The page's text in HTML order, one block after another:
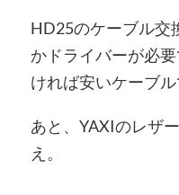
HD25のケーブル交
かドライバーが必
ければ安いケーブ
あと、YAXIのレザ
え。